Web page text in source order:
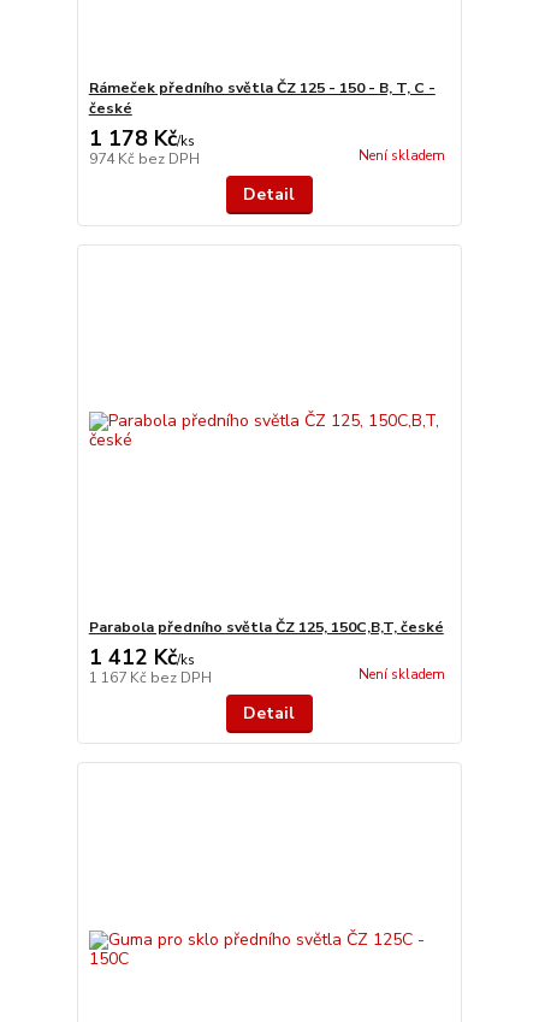
Rámeček předního světla ČZ 125 - 150 - B, T, C -
české
1 178 Kč/ks
974 Kč bez DPH Není skladem
Detail
Parabola předního světla ČZ 125, 150C,B,T, české
1 412 Kč/ks
1 167 Kč bez DPH Není skladem
Detail